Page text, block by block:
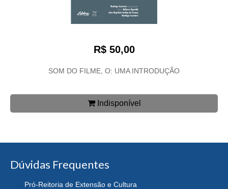
R$ 50,00
SOM DO FILME, O: UMA INTRODUÇÃO
Indisponível
Dúvidas Frequentes
Pró-Reitoria de Extensão e Cultura